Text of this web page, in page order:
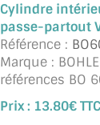
Cylindre
passe-partout
Référence :
Marque :
références BO
60HAX87. Clés
clés ouvre
Prix : 13.80€ TTC